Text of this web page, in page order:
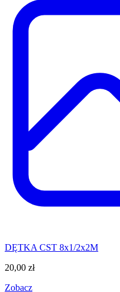
DĘTKA CST 8x1/2x2M
20,00 zł
Zobacz